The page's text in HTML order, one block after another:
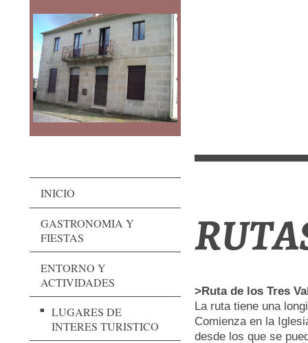
INICIO
GASTRONOMIA Y
FIESTAS
ENTORNO Y
ACTIVIDADES
LUGARES DE
INTERES TURISTICO
>Ruta de los Tres
La ruta tiene una
Comienza en la
desde los que se